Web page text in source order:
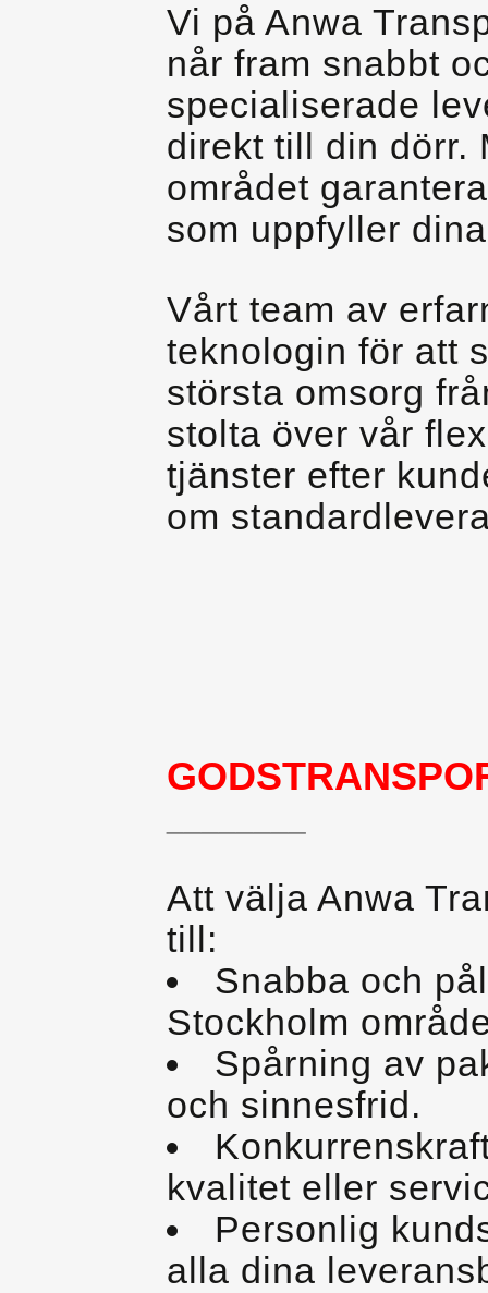
Vi på Anwa
når fram snabbt
specialiserade
direkt till din dörr.
området
som uppfyller
Vårt team av
teknologin för att
största omsorg
stolta över vår
tjänster efter
om
Att välja Anwa
till:
Snabba och
Stockholm
Spårning av
och sinnesfrid.
kvalitet eller
Personlig
alla dina